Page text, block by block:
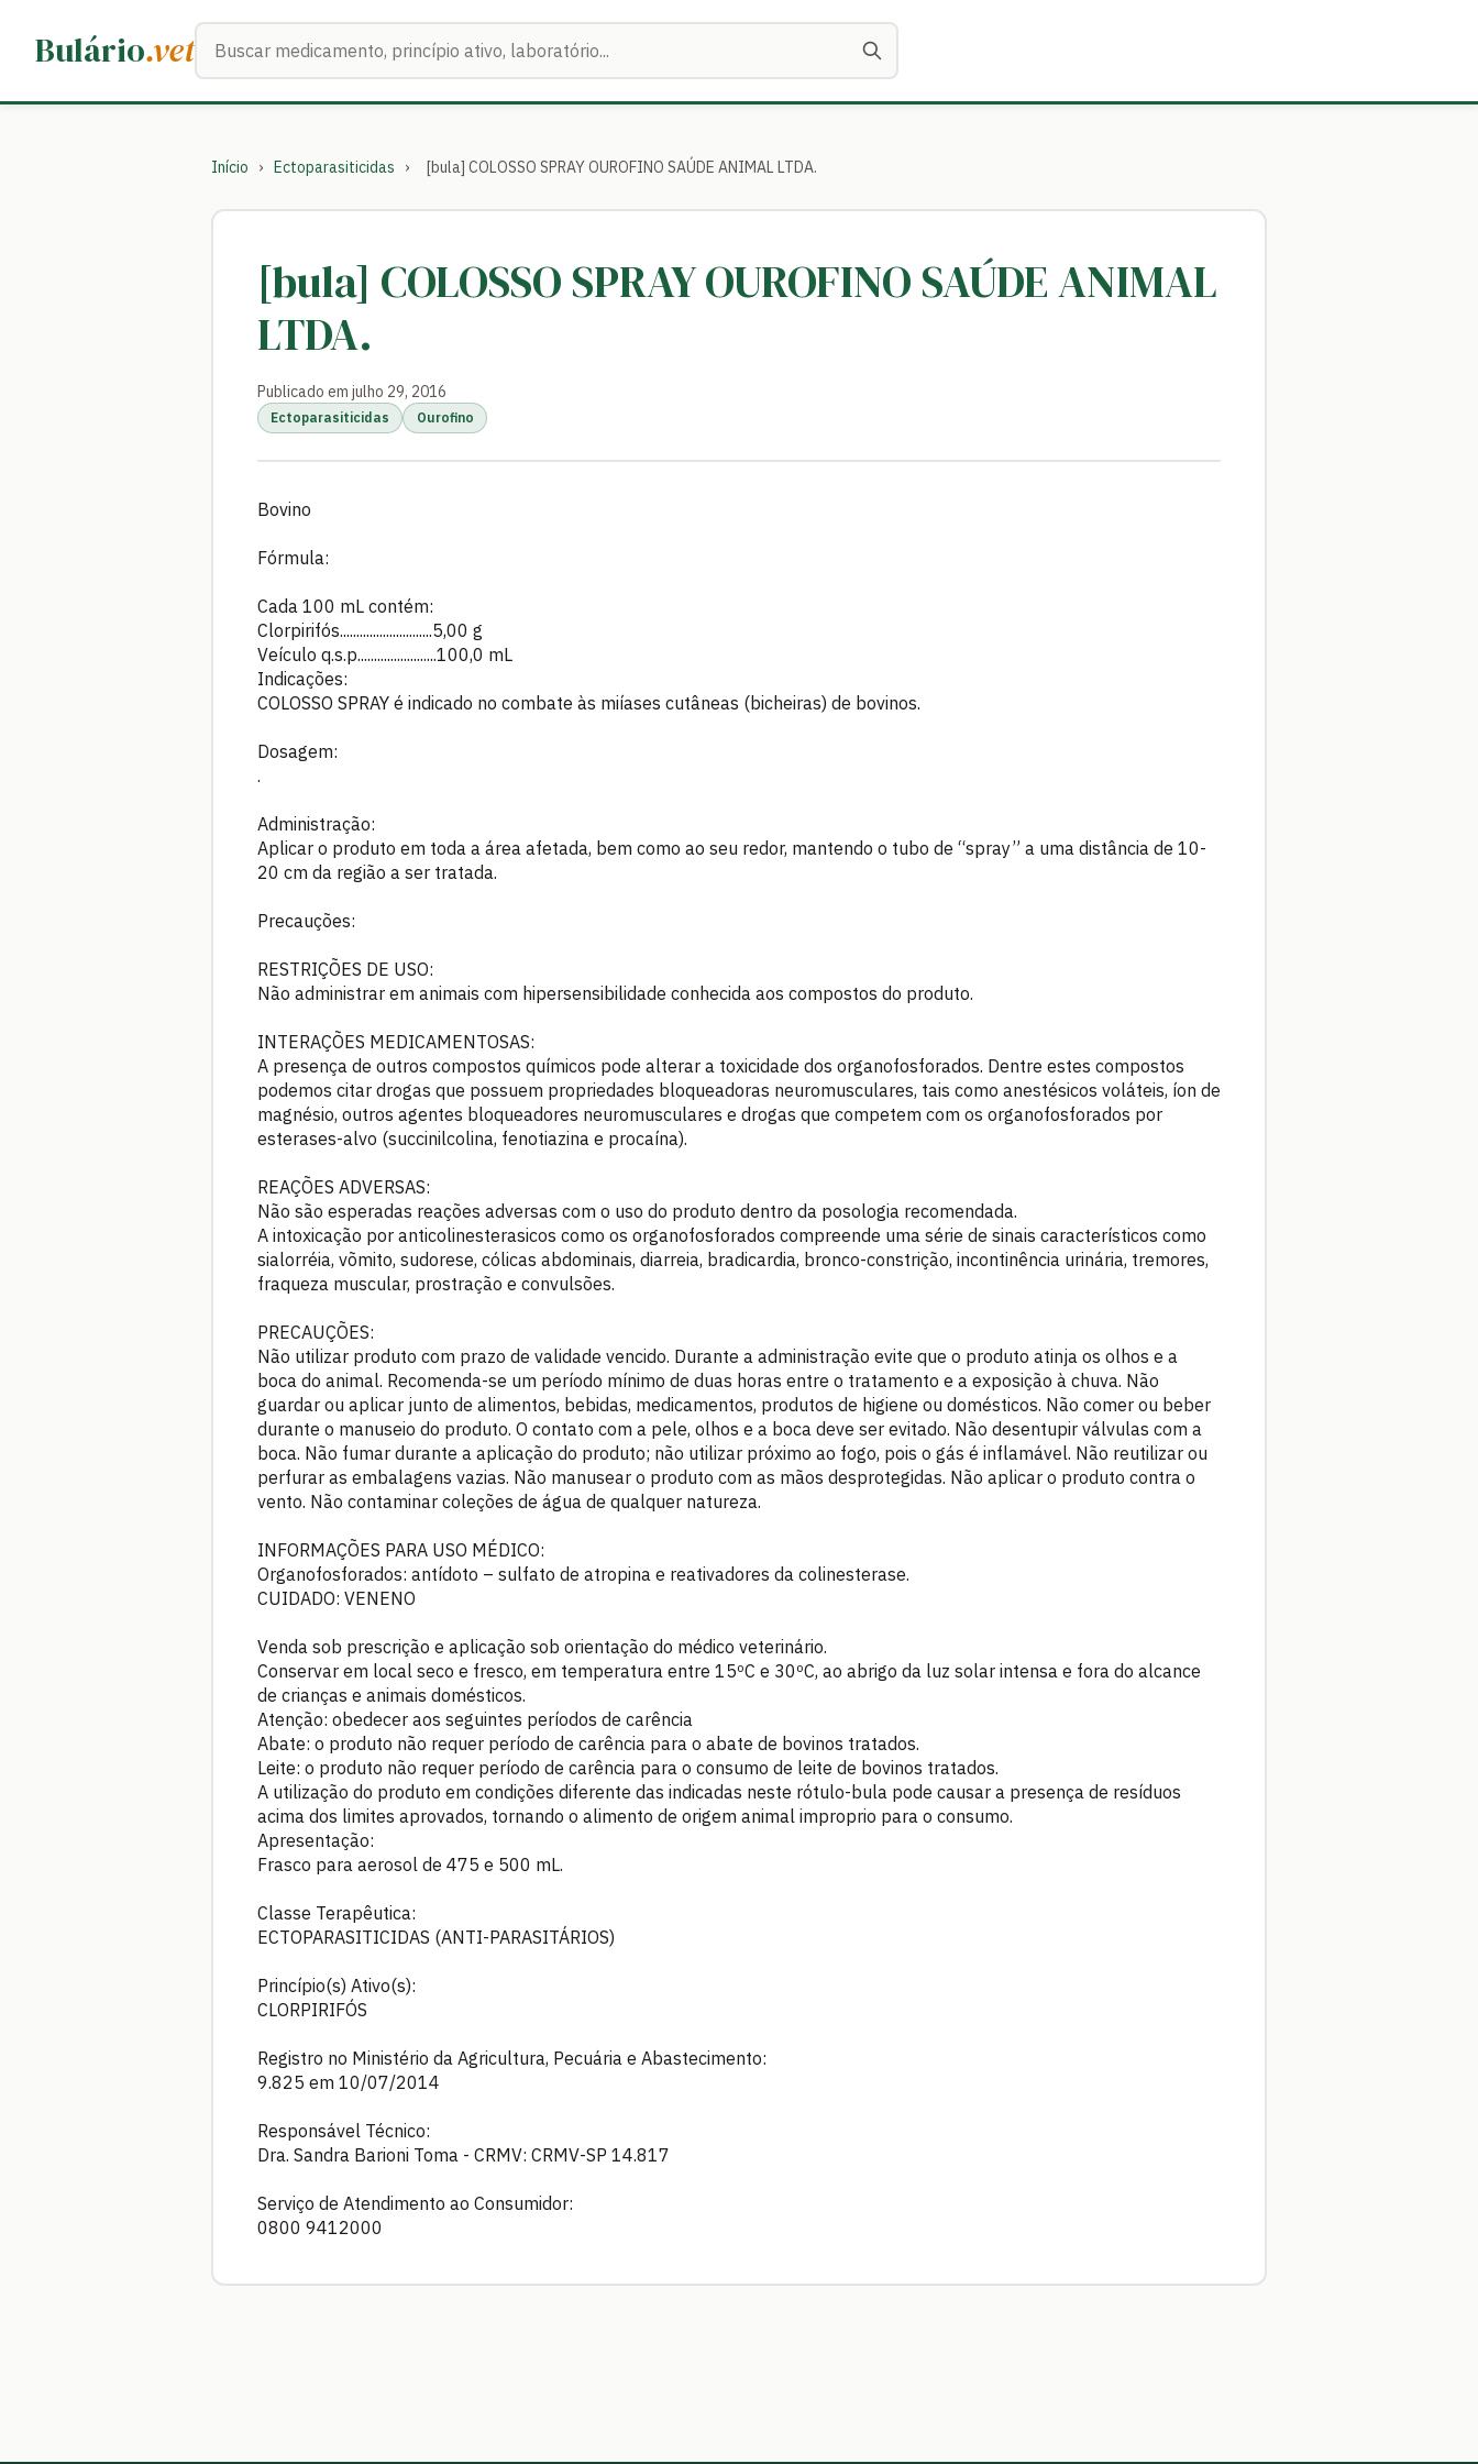
Bulário.vetBuscar medicamentos
Início › Ectoparasiticidas › [bula] COLOSSO SPRAY OUROFINO SAÚDE ANIMAL LTDA.
[bula] COLOSSO SPRAY OUROFINO SAÚDE ANIMAL
LTDA.
Publicado em julho 29, 2016
Ectoparasiticidas Ourofino
Bovino
Fórmula:
Cada 100 mL contém:
Clorpirifós............................5,00 g
Veículo q.s.p........................100,0 mL
Indicações:
COLOSSO SPRAY é indicado no combate às miíases cutâneas (bicheiras) de bovinos.
Dosagem:
.
Administração:
Aplicar o produto em toda a área afetada, bem como ao seu redor, mantendo o tubo de “spray” a uma distância de 10-
20 cm da região a ser tratada.
Precauções:
RESTRIÇÕES DE USO:
Não administrar em animais com hipersensibilidade conhecida aos compostos do produto.
INTERAÇÕES MEDICAMENTOSAS:
A presença de outros compostos químicos pode alterar a toxicidade dos organofosforados. Dentre estes compostos
podemos citar drogas que possuem propriedades bloqueadoras neuromusculares, tais como anestésicos voláteis, íon de
magnésio, outros agentes bloqueadores neuromusculares e drogas que competem com os organofosforados por
esterases-alvo (succinilcolina, fenotiazina e procaína).
REAÇÕES ADVERSAS:
Não são esperadas reações adversas com o uso do produto dentro da posologia recomendada.
A intoxicação por anticolinesterasicos como os organofosforados compreende uma série de sinais característicos como
sialorréia, võmito, sudorese, cólicas abdominais, diarreia, bradicardia, bronco-constrição, incontinência urinária, tremores,
fraqueza muscular, prostração e convulsões.
PRECAUÇÕES:
Não utilizar produto com prazo de validade vencido. Durante a administração evite que o produto atinja os olhos e a
boca do animal. Recomenda-se um período mínimo de duas horas entre o tratamento e a exposição à chuva. Não
guardar ou aplicar junto de alimentos, bebidas, medicamentos, produtos de higiene ou domésticos. Não comer ou beber
durante o manuseio do produto. O contato com a pele, olhos e a boca deve ser evitado. Não desentupir válvulas com a
boca. Não fumar durante a aplicação do produto; não utilizar próximo ao fogo, pois o gás é inflamável. Não reutilizar ou
perfurar as embalagens vazias. Não manusear o produto com as mãos desprotegidas. Não aplicar o produto contra o
vento. Não contaminar coleções de água de qualquer natureza.
INFORMAÇÕES PARA USO MÉDICO:
Organofosforados: antídoto – sulfato de atropina e reativadores da colinesterase.
CUIDADO: VENENO
Venda sob prescrição e aplicação sob orientação do médico veterinário.
Conservar em local seco e fresco, em temperatura entre 15ºC e 30ºC, ao abrigo da luz solar intensa e fora do alcance
de crianças e animais domésticos.
Atenção: obedecer aos seguintes períodos de carência
Abate: o produto não requer período de carência para o abate de bovinos tratados.
Leite: o produto não requer período de carência para o consumo de leite de bovinos tratados.
A utilização do produto em condições diferente das indicadas neste rótulo-bula pode causar a presença de resíduos
acima dos limites aprovados, tornando o alimento de origem animal improprio para o consumo.
Apresentação:
Frasco para aerosol de 475 e 500 mL.
Classe Terapêutica:
ECTOPARASITICIDAS (ANTI-PARASITÁRIOS)
Princípio(s) Ativo(s):
CLORPIRIFÓS
Registro no Ministério da Agricultura, Pecuária e Abastecimento:
9.825 em 10/07/2014
Responsável Técnico:
Dra. Sandra Barioni Toma - CRMV: CRMV-SP 14.817
Serviço de Atendimento ao Consumidor:
0800 9412000